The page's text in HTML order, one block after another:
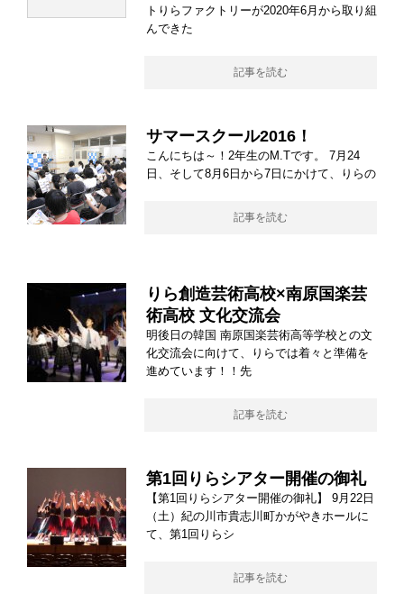
トりらファクトリーが2020年6月から取り組
んできた
記事を読む
サマースクール2016！
こんにちは～！2年生のM.Tです。 7月24
日、そして8月6日から7日にかけて、りらの
記事を読む
りら創造芸術高校×南原国楽芸
術高校 文化交流会
明後日の韓国 南原国楽芸術高等学校との文
化交流会に向けて、りらでは着々と準備を
進めています！！先
記事を読む
第1回りらシアター開催の御礼
【第1回りらシアター開催の御礼】 9月22日
（土）紀の川市貴志川町かがやきホールに
て、第1回りらシ
記事を読む